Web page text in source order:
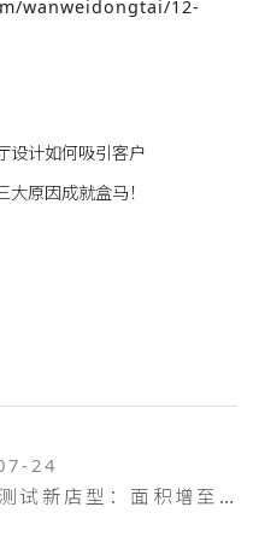
wanweidongtai/12-
设计如何吸引客户
原因成就盒马！
24
钱大妈测试新店型：面积增至100平米，扩充熟食烘焙品类，放大自有品牌